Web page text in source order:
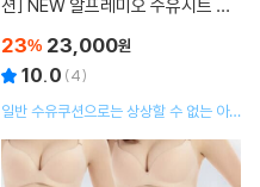
션] NEW 알프레미오 수유시트 메
션
23% 23,000원
10.0 (4)
일반 수유쿠션으로는 상상할 수 없는 아기